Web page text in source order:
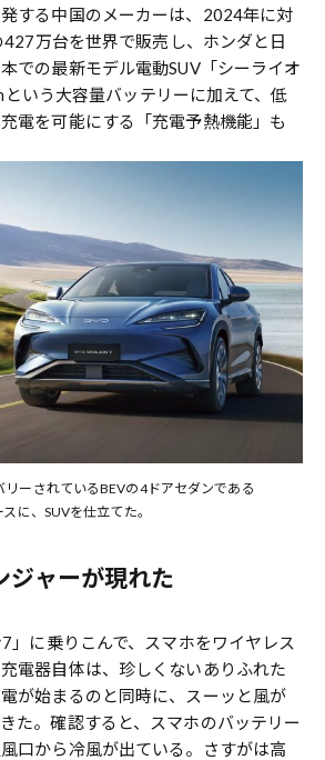
する中国のメーカーは、2024年に対
万台を世界で販売し、ホンダと日
での最新モデル電動SUV「シーライオ
いう大容量バッテリーに加えて、低
電を可能にする「充電予熱機能」も
リーされているBEVの4ドアセダンである
に、SUVを仕立てた。
ジャーが現れた
」に乗りこんで、スマホをワイヤレス
電器自体は、珍しくないありふれた
が始まるのと同時に、スーッと風が
た。確認すると、スマホのバッテリー
口から冷風が出ている。さすがは高